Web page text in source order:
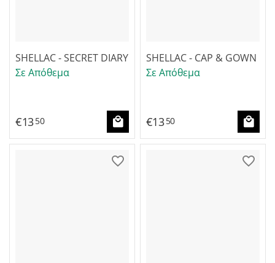
SHELLAC - SECRET DIARY
Σε Απόθεμα
€1350
SHELLAC - CAP & GOWN
Σε Απόθεμα
€1350